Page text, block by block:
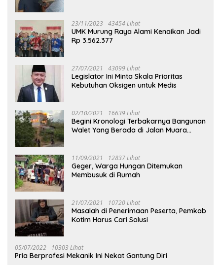
23/11/2023 43454 Lihat
UMK Murung Raya Alami Kenaikan Jadi
Rp 3.562.377
27/07/2021 43099 Lihat
Legislator Ini Minta Skala Prioritas
Kebutuhan Oksigen untuk Medis
02/10/2021 16639 Lihat
Begini Kronologi Terbakarnya Bangunan
Walet Yang Berada di Jalan Muara
11/09/2021 12837 Lihat
Geger, Warga Hungan Ditemukan
Membusuk di Rumah
21/07/2021 10720 Lihat
Masalah di Penerimaan Peserta, Pemkab
Kotim Harus Cari Solusi
05/07/2022 10303 Lihat
Pria Berprofesi Mekanik Ini Nekat Gantung Diri